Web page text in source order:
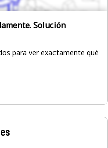
Solución
para ver exactamente qué